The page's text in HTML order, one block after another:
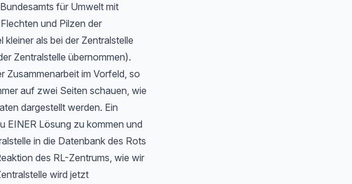
für Umwelt mit
und Pilzen der
als bei der Zentralstelle
Zentralstelle übernommen).
Zusammenarbeit im Vorfeld, so
auf zwei Seiten schauen, wie
dargestellt werden. Ein
EINER Lösung zu kommen und
in die Datenbank des Rots
des RL-Zentrums, wie wir
wird jetzt